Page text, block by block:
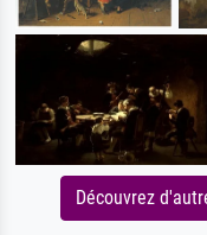
Découvrez